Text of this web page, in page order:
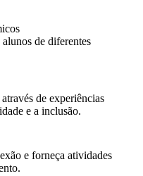
de diferentes
de experiências
e a inclusão.
e forneça atividades